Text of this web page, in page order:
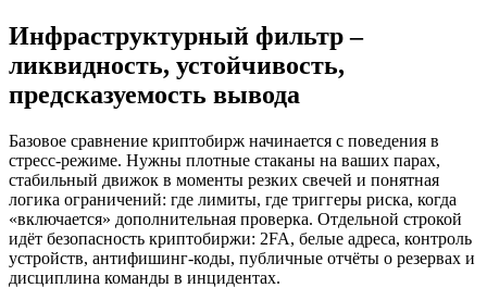
Инфраструктурный фильтр –
ликвидность, устойчивость,
предсказуемость вывода
Базовое сравнение криптобирж начинается с поведения в
стресс-режиме. Нужны плотные стаканы на ваших парах,
стабильный движок в моменты резких свечей и понятная
логика ограничений: где лимиты, где триггеры риска, когда
«включается» дополнительная проверка. Отдельной строкой
идёт безопасность криптобиржи: 2FA, белые адреса, контроль
устройств, антифишинг-коды, публичные отчёты о резервах и
дисциплина команды в инцидентах.